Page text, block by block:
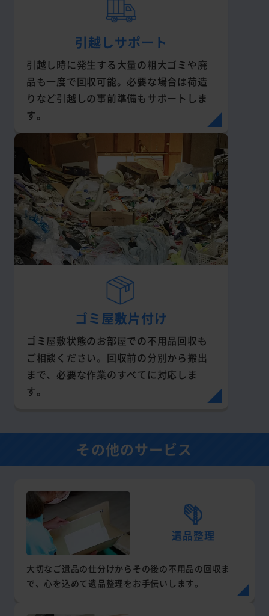
引越しサポート
引越し時に発生する大量の粗大ゴミや廃
品も一度で回収可能。必要な場合は荷造
りなど引越しの事前準備もサポートしま
す。
ゴミ屋敷片付け
ゴミ屋敷状態のお部屋での不用品回収も
ご相談ください。回収前の分別から搬出
まで、必要な作業のすべてに対応しま
す。
その他のサービス
遺品整理
大切なご遺品の仕分けからその後の不用品の回収ま
で、心を込めて遺品整理をお手伝いします。